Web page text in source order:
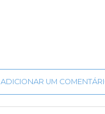
ADICIONAR UM